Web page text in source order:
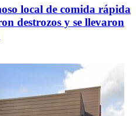
local de comida rápida
destrozos y se llevaron